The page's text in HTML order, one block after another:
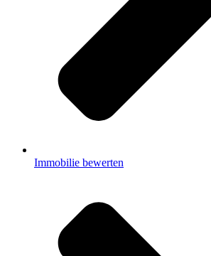
Immobilie bewerten